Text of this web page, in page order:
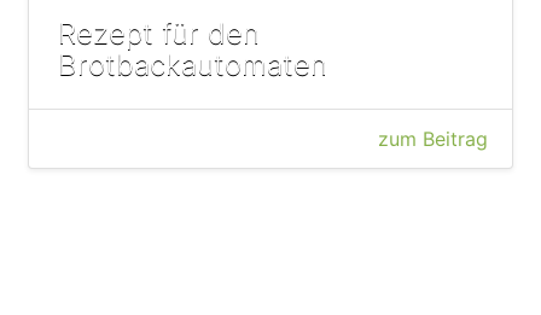
Rezept für den
Brotbackautomaten
zum Beitrag